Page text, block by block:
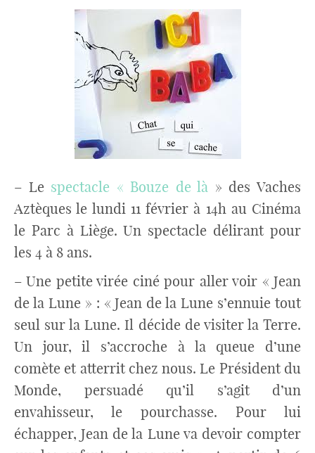
– Le spectacle « Bouze de là » des Vaches
Aztèques le lundi 11 février à 14h au Cinéma
le Parc à Liège. Un spectacle délirant pour
les 4 à 8 ans.
– Une petite virée ciné pour aller voir « Jean
de la Lune » : « Jean de la Lune s’ennuie tout
seul sur la Lune. Il décide de visiter la Terre.
Un jour, il s’accroche à la queue d’une
comète et atterrit chez nous. Le Président du
Monde, persuadé qu’il s’agit d’un
envahisseur, le pourchasse. Pour lui
échapper, Jean de la Lune va devoir compter